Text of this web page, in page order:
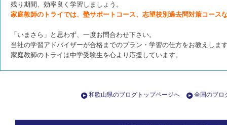
残り期間、効率良く学習しましょう。
家庭教師のトライでは、塾サポートコース、志望校別過去問対策コース
「いまさら」と思わず、一度お問合わせ下さい。
当社の学習アドバイザーが合格までのプラン・学習の仕方をお教えしま
家庭教師のトライは中学受験生を心より応援しています。
和歌山県のブログトップページへ 全国のブロ